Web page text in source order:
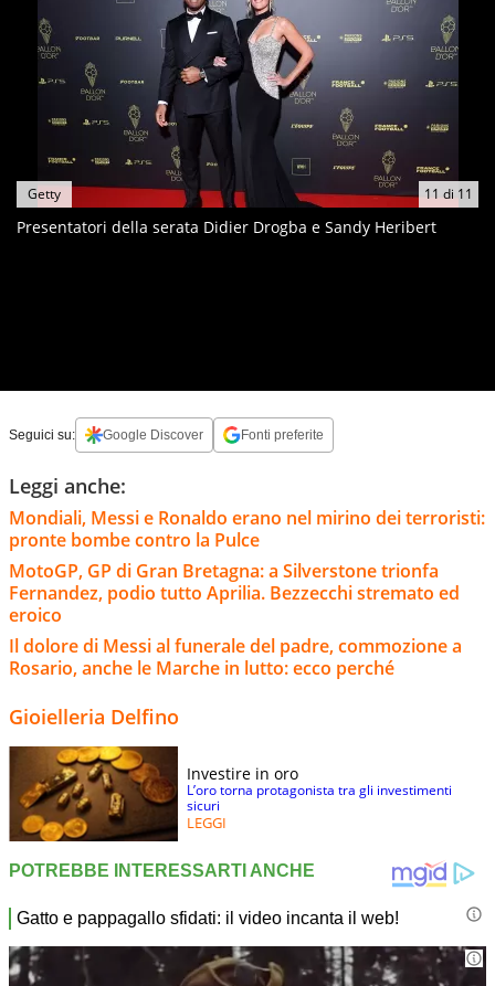
11 di 11
Getty
Presentatori della serata Didier Drogba e Sandy Heribert
Seguici su: Google Discover Fonti preferite
Leggi anche:
Mondiali, Messi e Ronaldo erano nel mirino dei terroristi:
pronte bombe contro la Pulce
MotoGP, GP di Gran Bretagna: a Silverstone trionfa
Fernandez, podio tutto Aprilia. Bezzecchi stremato ed
eroico
Il dolore di Messi al funerale del padre, commozione a
Rosario, anche le Marche in lutto: ecco perché
Gioielleria Delfino
Investire in oro
L’oro torna protagonista tra gli investimenti
sicuri
LEGGI